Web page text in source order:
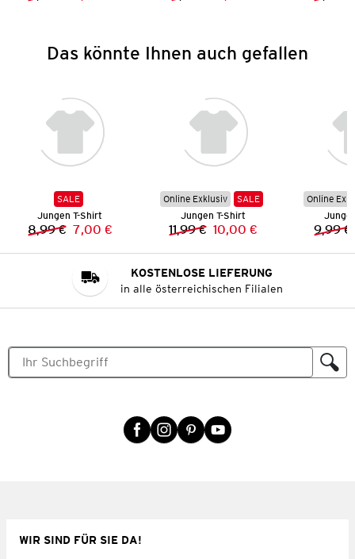
Das könnte Ihnen auch gefallen
SALE
Jungen T-Shirt
Vorheriger Preis:
8,99 € Neuer Preis:
7,00 €
Online Exklusiv
SALE
Jungen T-Shirt
Vorheriger Preis:
11,99 € Neuer Preis:
10,00 €
Online
9,99 €
KOSTENLOSE LIEFERUNG
in alle österreichischen Filialen
WIR SIND FÜR SIE DA!